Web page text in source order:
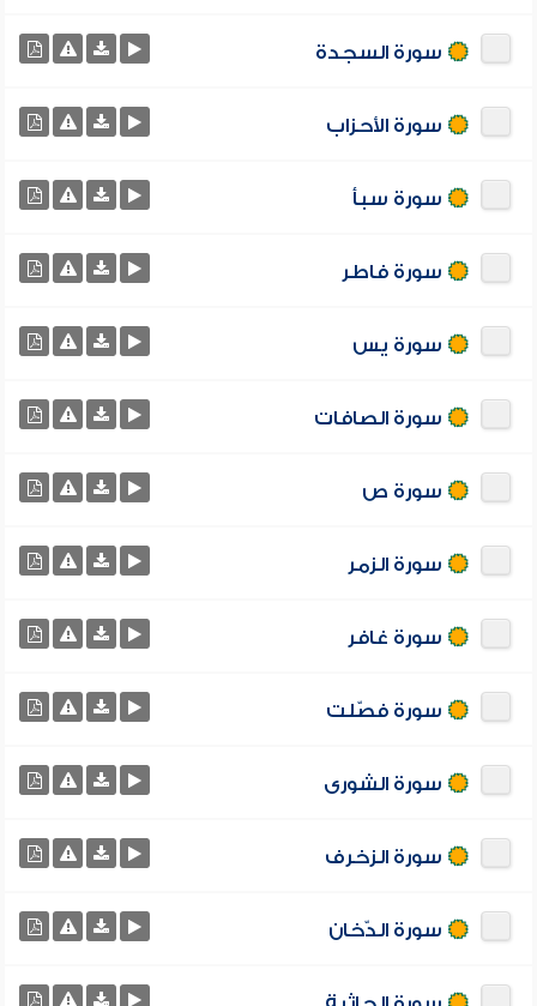
سورة السجدة
سورة الأحزاب
سورة سبأ
سورة فاطر
سورة يس
سورة الصافات
سورة ص
سورة الزمر
سورة غافر
سورة فصّلت
سورة الشورى
سورة الزخرف
سورة الدّخان